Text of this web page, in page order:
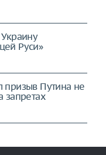
Руси»
призыв Путина не
запретах